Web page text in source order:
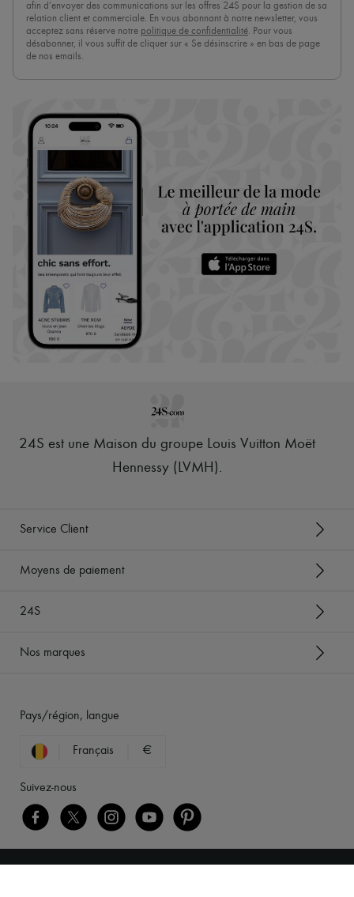
afin d’envoyer des communications sur les offres 24S pour la gestion de sa
relation client et commerciale. En vous abonnant à notre newsletter, vous
acceptez sans réserve notre politique de confidentialité. Pour vous
désabonner, il vous suffit de cliquer sur « Se désinscrire » en bas de page
de nos emails.
24S est une Maison du groupe Louis Vuitton Moët
Hennessy (LVMH).
Service Client
Moyens de paiement
24S
Nos marques
Pays/région, langue
Français €
Suivez-nous